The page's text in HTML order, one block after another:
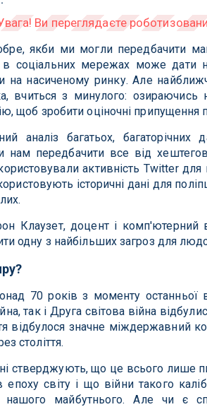
якби ми могли передбачити
в соціальних мережах може дати
на насиченому ринку. Але
вчиться з минулого:
щоб зробити оціночні припущення
аналіз багатьох,
нам передбачити все від
активність Twitter
історичні дані для
Клаузет, доцент і комп'ютерний
одну з найбільших загроз для
70 років з моменту останньої
так і Друга світова війна
відбулося значне міждержавний
століття.
стверджують, що це всього лише
світу і що війни такого
нашого майбутнього. Але чи є